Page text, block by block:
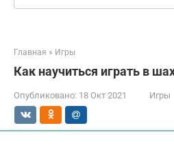
Главная » Игры
Как научиться играть в
Опубликовано: 18 Окт 2021 Игры